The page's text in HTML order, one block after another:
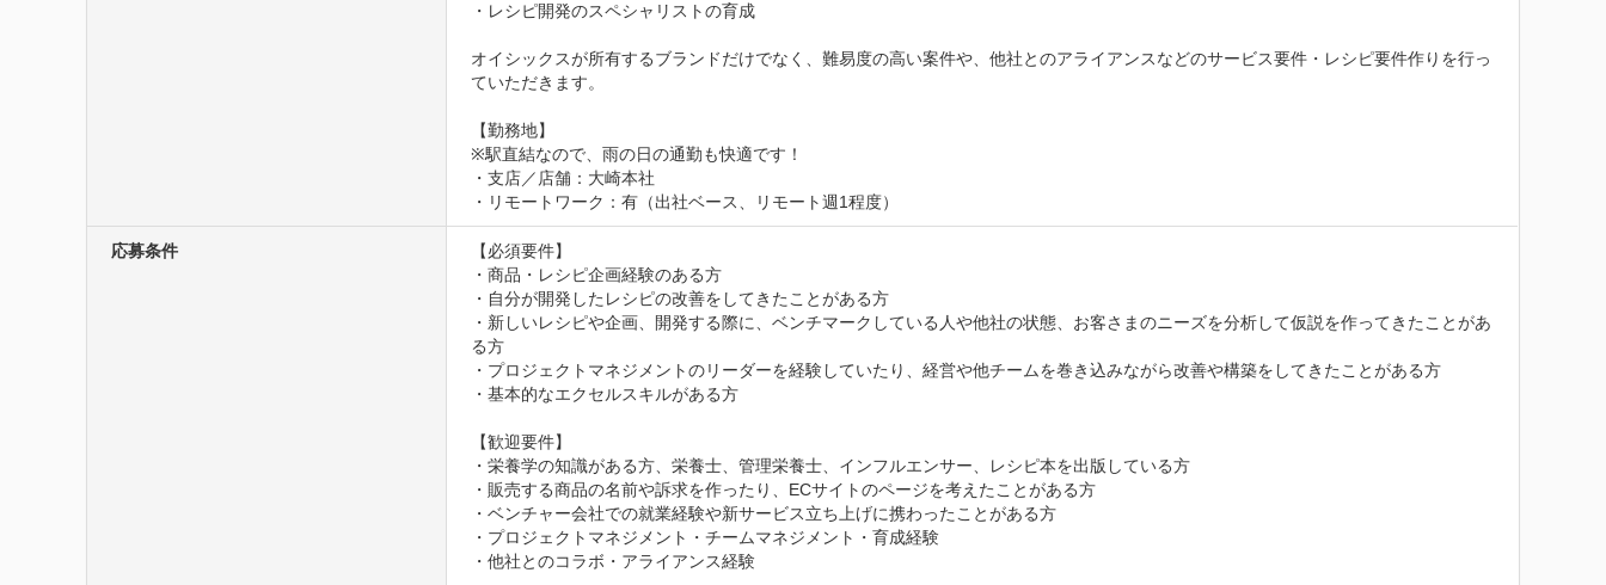
・レシピ開発のスペシャリストの育成
オイシックスが所有するブランドだけでなく、難易度の高い案件や、他社とのアライアンスなどのサービス要件・レシピ要件作りを行っ
ていただきます。
【勤務地】
※駅直結なので、雨の日の通勤も快適です！
・支店／店舗：大崎本社
・リモートワーク：有（出社ベース、リモート週1程度）
応募条件
【必須要件】
・商品・レシピ企画経験のある方
・自分が開発したレシピの改善をしてきたことがある方
・新しいレシピや企画、開発する際に、ベンチマークしている人や他社の状態、お客さまのニーズを分析して仮説を作ってきたことがあ
る方
・プロジェクトマネジメントのリーダーを経験していたり、経営や他チームを巻き込みながら改善や構築をしてきたことがある方
・基本的なエクセルスキルがある方
【歓迎要件】
・栄養学の知識がある方、栄養士、管理栄養士、インフルエンサー、レシピ本を出版している方
・販売する商品の名前や訴求を作ったり、ECサイトのページを考えたことがある方
・ベンチャー会社での就業経験や新サービス立ち上げに携わったことがある方
・プロジェクトマネジメント・チームマネジメント・育成経験
・他社とのコラボ・アライアンス経験